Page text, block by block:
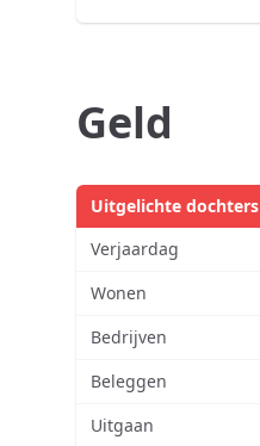
Geld
Uitgelichte dochters
Verjaardag
Wonen
Bedrijven
Beleggen
Uitgaan